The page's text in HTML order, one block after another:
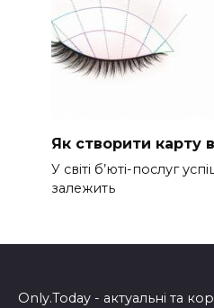
Як створити карту
У світі б’юті-послуг
залежить
Only.Today - актуальні та